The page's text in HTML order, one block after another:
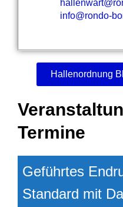
info@rondo-
Hallenordnung
Termine
Geführtes
Standard mit